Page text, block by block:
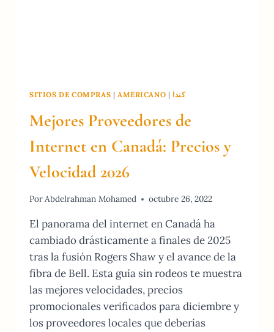
SITIOS DE COMPRAS | AMERICANO | كندا
Mejores Proveedores de
Internet en Canadá: Precios y
Velocidad 2026
PorAbdelrahman Mohamed octubre 26, 2022
El panorama del internet en Canadá ha
cambiado drásticamente a finales de 2025
tras la fusión Rogers Shaw y el avance de la
fibra de Bell. Esta guía sin rodeos te muestra
las mejores velocidades, precios
promocionales verificados para diciembre y
los proveedores locales que deberías